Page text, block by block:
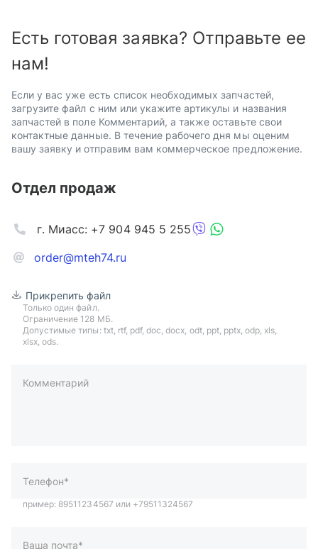
Есть готовая заявка? Отправьте ее
нам!
Если у вас уже есть список необходимых запчастей,
загрузите файл с ним или укажите артикулы и названия
запчастей в поле Комментарий, а также оставьте свои
контактные данные. В течение рабочего дня мы оценим
вашу заявку и отправим вам коммерческое предложение.
Отдел продаж
order@mteh74.ru
г. Миасс: +7 904 945 5 255
Прикрепить файл
Только один файл.
Ограничение 128 МБ.
Допустимые типы: txt, rtf, pdf, doc, docx, odt, ppt, pptx, odp, xls,
xlsx, ods.
Комментарий
пример: 89511234567 или +79511324567
Отправить